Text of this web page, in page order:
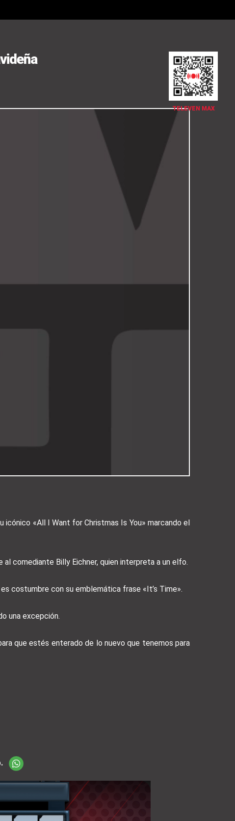
TELEVEN MAX
icónico «All I Want for Christmas Is You» marcando el
comediante Billy Eichner, quien interpreta a un elfo.
costumbre con su emblemática frase «It’s Time».
una excepción.
que estés enterado de lo nuevo que tenemos para